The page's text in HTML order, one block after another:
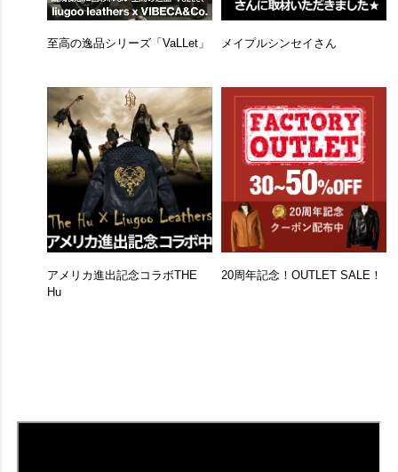
至高の逸品シリーズ「VaLLet」 メイプルシンセイさん
アメリカ進出記念コラボTHE
Hu
20周年記念！OUTLET SALE！